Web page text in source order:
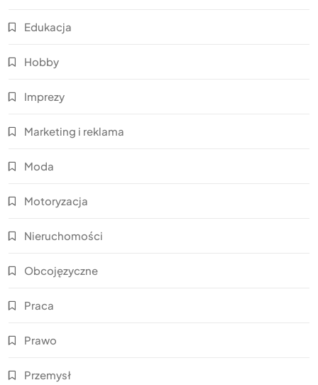
Edukacja
Hobby
Imprezy
Marketing i reklama
Moda
Motoryzacja
Nieruchomości
Obcojęzyczne
Praca
Prawo
Przemysł